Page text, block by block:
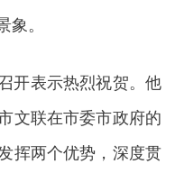
象。
表示热烈祝贺。他
文联在市委市政府的
挥两个优势，深度贯